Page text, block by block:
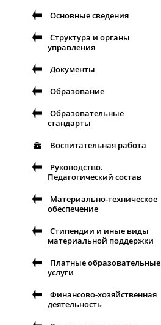
Основные сведения
Структура и органы
управления
Документы
Образование
Образовательные
стандарты
Воспитательная работа
Руководство.
Педагогический состав
Материально-техническое
обеспечение
Стипендии и иные виды
материальной поддержки
Платные образовательные
услуги
Финансово-хозяйственная
деятельность